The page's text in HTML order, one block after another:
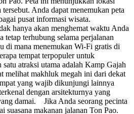
Anda dapat menemukan peta
pusat informasi wisata.
hanya akan menghemat waktu Anda
tetap terhubung selama perjalanan
mana menemukan Wi-Fi gratis di
tempat terpopuler untuk
atraksi utama adalah Kamp Gajah
melihat makhluk megah ini dari dekat
yang wajib dikunjungi lainnya
dengan arsitekturnya yang
damai. Jika Anda seorang pecinta
suasana makanan jalanan Ton Pao.